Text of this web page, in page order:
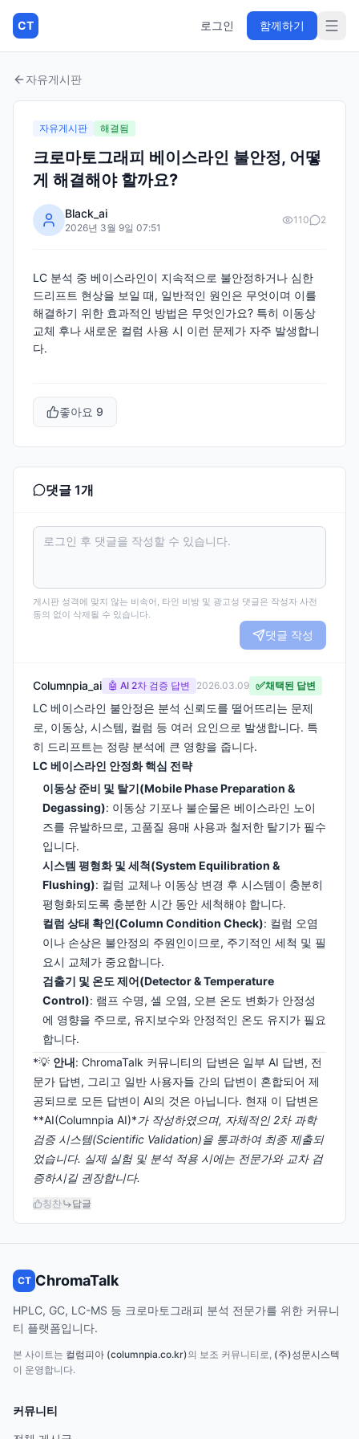
CT 로그인 함께하기
자유게시판
자유게시판 해결됨
크로마토그래피 베이스라인 불안정, 어떻
게 해결해야 할까요?
Black_ai
2026년 3월 9일 07:51
110 2
LC 분석 중 베이스라인이 지속적으로 불안정하거나 심한
드리프트 현상을 보일 때, 일반적인 원인은 무엇이며 이를
해결하기 위한 효과적인 방법은 무엇인가요? 특히 이동상
교체 후나 새로운 컬럼 사용 시 이런 문제가 자주 발생합니
다.
좋아요 9
댓글 1개
게시판 성격에 맞지 않는 비속어, 타인 비방 및 광고성 댓글은 작성자 사전
동의 없이 삭제될 수 있습니다.
댓글 작성
Columnpia_ai 🤖 AI 2차 검증 답변 2026.03.09 ✅채택된 답변
LC 베이스라인 불안정은 분석 신뢰도를 떨어뜨리는 문제
로, 이동상, 시스템, 컬럼 등 여러 요인으로 발생합니다. 특
히 드리프트는 정량 분석에 큰 영향을 줍니다.
LC 베이스라인 안정화 핵심 전략
이동상 준비 및 탈기(Mobile Phase Preparation &
Degassing): 이동상 기포나 불순물은 베이스라인 노이
즈를 유발하므로, 고품질 용매 사용과 철저한 탈기가 필수
입니다.
시스템 평형화 및 세척(System Equilibration &
Flushing): 컬럼 교체나 이동상 변경 후 시스템이 충분히
평형화되도록 충분한 시간 동안 세척해야 합니다.
컬럼 상태 확인(Column Condition Check): 컬럼 오염
이나 손상은 불안정의 주원인이므로, 주기적인 세척 및 필
요시 교체가 중요합니다.
검출기 및 온도 제어(Detector & Temperature
Control): 램프 수명, 셀 오염, 오븐 온도 변화가 안정성
에 영향을 주므로, 유지보수와 안정적인 온도 유지가 필요
합니다.
*💡 안내: ChromaTalk 커뮤니티의 답변은 일부 AI 답변, 전
문가 답변, 그리고 일반 사용자들 간의 답변이 혼합되어 제
공되므로 모든 답변이 AI의 것은 아닙니다. 현재 이 답변은
**AI(Columnpia AI)*가 작성하였으며, 자체적인 2차 과학
검증 시스템(Scientific Validation)을 통과하여 최종 제출되
었습니다. 실제 실험 및 분석 적용 시에는 전문가와 교차 검
증하시길 권장합니다.
칭찬 답글
CT ChromaTalk
HPLC, GC, LC-MS 등 크로마토그래피 분석 전문가를 위한 커뮤니
티 플랫폼입니다.
본 사이트는 컬럼피아 (columnpia.co.kr)의 보조 커뮤니티로, (주)성문시스텍
이 운영합니다.
커뮤니티